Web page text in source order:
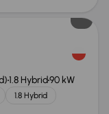
1.8 Hybrid90 kW
1.8 Hybrid